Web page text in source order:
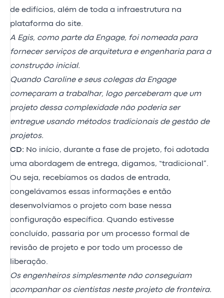
de edifícios, além de toda a infraestrutura na
plataforma do site.
A Egis, como parte da Engage, foi nomeada para
fornecer serviços de arquitetura e engenharia para a
construção inicial.
Quando Caroline e seus colegas da Engage
começaram a trabalhar, logo perceberam que um
projeto dessa complexidade não poderia ser
entregue usando métodos tradicionais de gestão de
projetos.
CD: No início, durante a fase de projeto, foi adotada
uma abordagem de entrega, digamos, “tradicional”.
Ou seja, recebíamos os dados de entrada,
congelávamos essas informações e então
desenvolvíamos o projeto com base nessa
configuração específica. Quando estivesse
concluído, passaria por um processo formal de
revisão de projeto e por todo um processo de
liberação.
Os engenheiros simplesmente não conseguiam
acompanhar os cientistas neste projeto de fronteira.